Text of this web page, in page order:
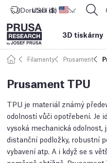
Doručení do Spojené
USD ($) CORE One L: Nyní skladem!
3D tiskárny
Filamenty Prusament
Prusament TPU
TPU je materiál známý
odolností vůči opotřebení. Je
vysoká mechanická odolnost,
distanční podložky, robustní
vybavení atp. A i když se s